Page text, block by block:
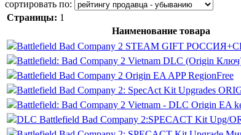
сортировать по:
Страницы: 1
Наименование товара
Battlefield Bad Company 2 STEAM GIFT
Battlefield: Bad Company 2 Vietnam DLC (Origin
Battlefield Bad Company 2 Origin EA APP RegionFree
Battlefield Bad Company 2: SpecAct Kit Upgrades
Battlefield: Bad Company 2 Vietnam - DLC Origin EA
DLC Battlefield Bad Company 2:SPECACT Kit Upg/